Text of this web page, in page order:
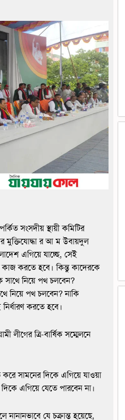
সংসদীয় স্থায়ী কমিটির
মুক্তিযোদ্ধা র আ ম উবায়দুল
এগিয়ে যাচ্ছে, সেই
করতে হবে। কিন্তু কাদেরকে
সাথে নিয়ে পথ চলবেন?
নিয়ে পথ চলবেন? নাকি
করতে হবে।
লীগের ত্রি-বার্ষিক সম্মেলনে
সামনের দিকে এগিয়ে যাওয়া
এগিয়ে যেতে পারবেন না।
যে চক্রান্ত হয়েছে,